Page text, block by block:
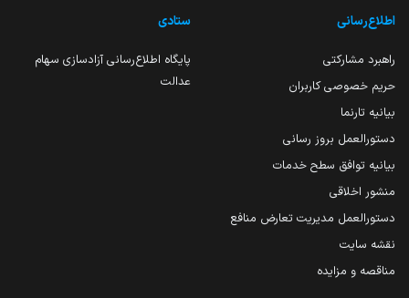
اطلاع‌رسانی
راهبرد مشارکتی
حریم خصوصی کاربران
بیانیه تارنما
دستورالعمل بروز رسانی
بیانیه توافق سطح خدمات
منشور اخلاقی
دستورالعمل مدیریت تعارض منافع
نقشه سایت
مناقصه و مزایده
ستادی
پایگاه اطلاع‌رسانی آزادسازی سهام
عدالت